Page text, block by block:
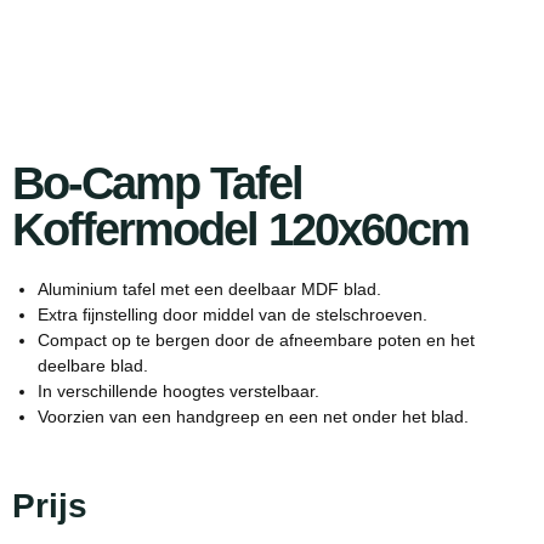
Bo-Camp Tafel
Koffermodel 120x60cm
Aluminium tafel met een deelbaar MDF blad.
Extra fijnstelling door middel van de stelschroeven.
Compact op te bergen door de afneembare poten en het
deelbare blad.
In verschillende hoogtes verstelbaar.
Voorzien van een handgreep en een net onder het blad.
Prijs